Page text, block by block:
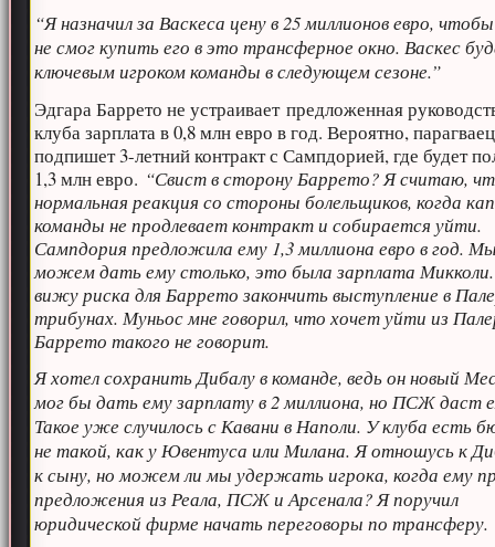
“Я назначил за Васкеса цену в 25 миллионов евро,
не смог купить его в это трансферное окно. Васкес
ключевым игроком команды в следующем сезоне.”
Эдгара Баррето не устраивает предложенная
клуба зарплата в 0,8 млн евро в год. Вероятно,
подпишет 3-летний контракт с Сампдорией, где будет
1,3 млн евро. “Свист в сторону Баррето? Я считаю,
нормальная реакция со стороны болельщиков, когда
команды не продлевает контракт и собирается уйти.
Сампдория предложила ему 1,3 миллиона евро в год.
можем дать ему столько, это была зарплата
вижу риска для Баррето закончить выступление в
трибунах. Муньос мне говорил, что хочет уйти из
Баррето такого не говорит.
Я хотел сохранить Дибалу в команде, ведь он новый
мог бы дать ему зарплату в 2 миллиона, но ПСЖ даст
Такое уже случилось с Кавани в Наполи. У клуба есть
не такой, как у Ювентуса или Милана. Я отношусь к
к сыну, но можем ли мы удержать игрока, когда ему
предложения из Реала, ПСЖ и Арсенала? Я поручил
юридической фирме начать переговоры по трансферу.